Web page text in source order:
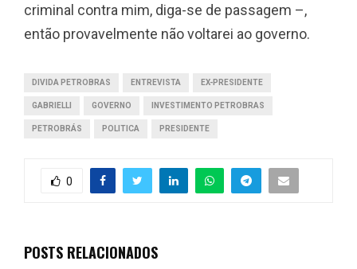
criminal contra mim, diga-se de passagem –,
então provavelmente não voltarei ao governo.
DIVIDA PETROBRAS ENTREVISTA EX-PRESIDENTE
GABRIELLI GOVERNO INVESTIMENTO PETROBRAS
PETROBRÁS POLITICA PRESIDENTE
0
POSTS RELACIONADOS